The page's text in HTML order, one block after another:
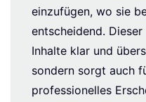
einzufügen, wo sie
entscheidend.
Inhalte klar und
sondern sorgt auch
professionelles